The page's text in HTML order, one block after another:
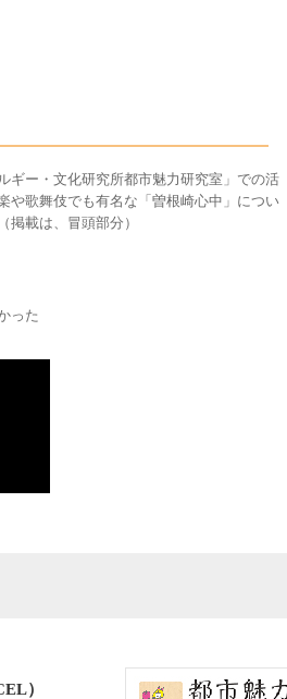
ギー・文化研究所都市魅力研究室」での活
や歌舞伎でも有名な「曽根崎心中」につい
載は、冒頭部分）
った
）